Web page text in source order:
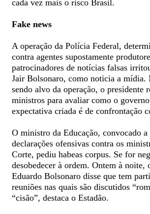
cada vez mais o risco Brasil.
Fake news
A operação da Polícia Federal,
contra agentes supostamente
patrocinadores de notícias falsas
Jair Bolsonaro, como noticia a mídia.
sendo alvo da operação, o presidente
ministros para avaliar como o
expectativa criada é de confrontação
O ministro da Educação, convocado a
declarações ofensivas contra os
Corte, pediu habeas corpus. Se for
desobedecer à ordem. Ontem à noite,
Eduardo Bolsonaro disse que tem
reuniões nas quais são discutidos
“cisão”, destaca o Estadão.